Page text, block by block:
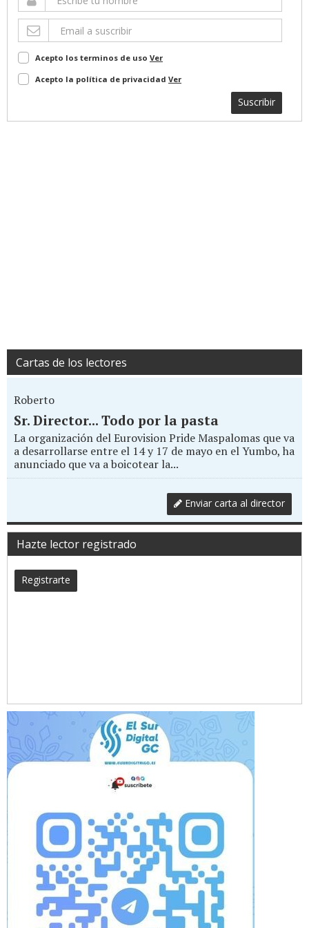
Acepto los terminos de uso Ver
Acepto la política de privacidad Ver
Suscribir
Cartas de los lectores
Roberto
Sr. Director... Todo por la pasta
La organización del Eurovision Pride Maspalomas que va
a desarrollarse entre el 14 y 17 de mayo en el Yumbo, ha
anunciado que va a boicotear la...
Enviar carta al director
Hazte lector registrado
Registrarte